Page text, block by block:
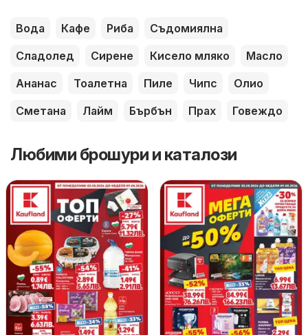
Вода Кафе Риба
Съдомиялна
Сладолед
Сирене Кисело мляко
Масло
Ананас
Тоалетна Пиле Чипс
Олио
Сметана
Лайм Бърбън Прах Говеждо
Любими брошури и каталози